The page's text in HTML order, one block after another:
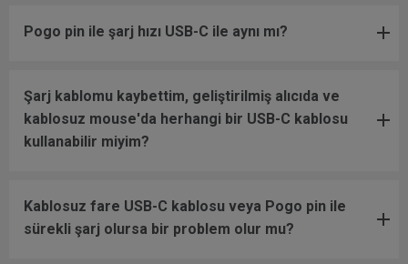
Pogo pin ile şarj hızı USB-C ile aynı mı?
Şarj kablomu kaybettim, geliştirilmiş alıcıda ve
kablosuz mouse'da herhangi bir USB-C kablosu
kullanabilir miyim?
Kablosuz fare USB-C kablosu veya Pogo pin ile
sürekli şarj olursa bir problem olur mu?